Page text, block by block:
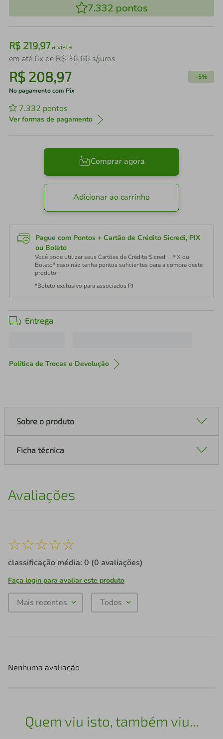
7.332 pontos
R$ 219,97à vista
em até 6x de R$ 36,66 s/juros
R$ 208,97 -5%
No pagamento com Pix
7.332 pontos
Ver formas de pagamento
Comprar agora
Adicionar ao carrinho
Pague com Pontos + Cartão de Crédito Sicredi, PIX
ou Boleto
Você pode utilizar seus Cartões de Crédito Sicredi , PIX ou
Boleto* caso não tenha pontos suficientes para a compra deste
produto.
*Boleto exclusivo para associados PJ
Entrega
Política de Trocas e Devolução
Sobre o produto
Ficha técnica
Avaliações
☆☆☆☆☆
classificação média: 0 (0 avaliações)
Faça login para avaliar este produto
Mais recentes Todos
Nenhuma avaliação
Quem viu isto, também viu...